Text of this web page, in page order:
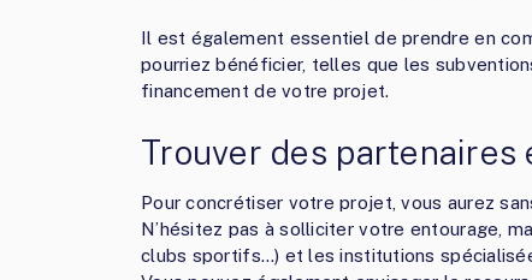
Il est également essentiel de prendre en
pourriez bénéficier, telles que les
financement de votre projet.
Trouver des partenaires
Pour concrétiser votre projet, vous aurez
N’hésitez pas à solliciter votre entourage,
clubs sportifs…) et les institutions